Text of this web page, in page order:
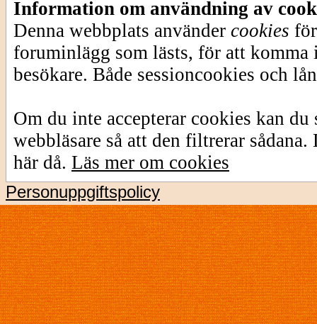
Information om användning av
Denna webbplats använder cookies
foruminlägg som lästs, för att
besökare. Både sessioncookies och
Om du inte accepterar cookies kan
webbläsare så att den filtrerar
här då. Läs mer om cookies
Personuppgiftspolicy